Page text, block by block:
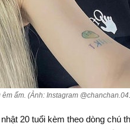
ấm. (Ảnh: Instagram
20 tuổi kèm theo dòng chú